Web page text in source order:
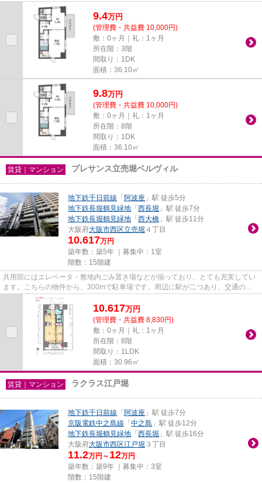
ておりとても充実しています。...
9.4万円
(管理費・共益費 10,000円)
敷：0ヶ月｜礼：1ヶ月
所在階：3階
間取り：1DK
面積：36.10㎡
9.8万円
(管理費・共益費 10,000円)
敷：0ヶ月｜礼：1ヶ月
所在階：8階
間取り：1DK
面積：36.10㎡
賃貸｜マンション プレサンス立売堀ベルヴィル
地下鉄千日前線 「 阿波座 」駅 徒歩5分
地下鉄長堀鶴見緑地 「 西長堀 」駅 徒歩7分
地下鉄長堀鶴見緑地 「 西大橋 」駅 徒歩11分
大阪府大阪市西区立売堀 ４丁目
10.617万円
築年数：築5年 ｜募集中： 1室
階数：15階建
共用部にはエレベータ・敷地内ごみ置き場などが揃っており、とても充実してい
ます。こちらの物件から、300mで駐車場です。周辺に駅が二つあり、交通の利
便性が高いです。こちらはマン...
10.617万円
(管理費・共益費 8,830円)
敷：0ヶ月｜礼：1ヶ月
所在階：8階
間取り：1LDK
面積：30.96㎡
賃貸｜マンション ラクラス江戸堀
地下鉄千日前線 「 阿波座 」駅 徒歩7分
京阪電鉄中之島線 「 中之島 」駅 徒歩12分
地下鉄長堀鶴見緑地 「 西長堀 」駅 徒歩16分
大阪府大阪市西区江戸堀 ３丁目
11.2万円～ 12万円
築年数：築9年 ｜募集中： 3室
階数：15階建